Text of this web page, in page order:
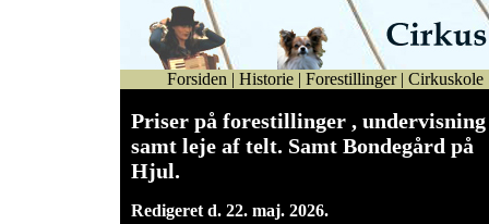
Forsiden | Historie | Forestillinger | Cirkuskole
Priser på forestillinger , undervisning
samt leje af telt. Samt Bondegård på
Hjul.
Redigeret d. 22. maj. 2026.